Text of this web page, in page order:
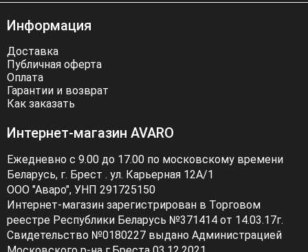
Информация
Доставка
Публичная оферта
Оплата
Гарантии и возврат
Как заказать
Интернет-магазин AVARO
Ежедневно с 9.00 до 17.00 по московскому времени
Беларусь, г. Брест . ул. Карьерная 12А/1
ООО "Аваро", УНП 291725150
Интернет-магазин зарегистрирован в Торговом
реестре Республики Беларусь №371414 от 14.03.17г.
Свидетельство №0180227 выдано Администрацией